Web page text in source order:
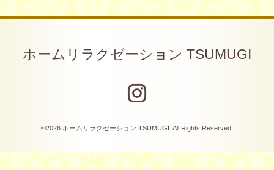
ホームリラクゼーション TSUMUGI
©2026 ホームリラクゼーション TSUMUGI . All Rights Reserved.